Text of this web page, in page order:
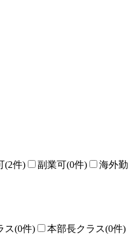
(2件) 副業可(0件)
海外勤
ス(0件) 本部長クラス(0件)